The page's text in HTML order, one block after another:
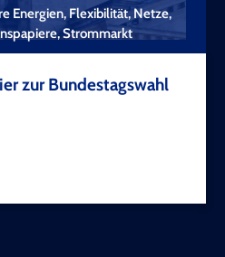
Energien, Flexibilität, Netze,
Strommarkt
zur Bundestagswahl